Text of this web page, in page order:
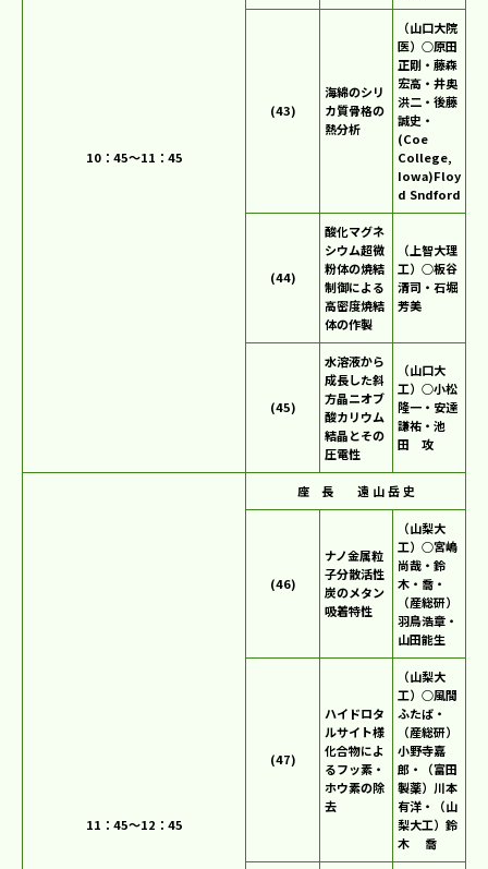
10：45～11：45
(43)
海綿のシリ
カ質骨格の
熱分析
（山口大院
医）○原田
正剛・藤森
宏高・井奥
洪二・後藤
誠史・
(Coe
College,
Iowa)Floy
d Sndford
(44)
酸化マグネ
シウム超微
粉体の焼結
制御による
高密度焼結
体の作製
（上智大理
工）○板谷
清司・石堀
芳美
(45)
水溶液から
成長した斜
方晶ニオブ
酸カリウム
結晶とその
圧電性
（山口大
工）○小松
隆一・安達
謙祐・池
田 攻
11：45～12：45
座 長 遠 山 岳 史
(46)
ナノ金属粒
子分散活性
炭のメタン
吸着特性
（山梨大
工）○宮嶋
尚哉・鈴
木・喬・
（産総研）
羽鳥浩章・
山田能生
(47)
ハイドロタ
ルサイト様
化合物によ
るフッ素・
ホウ素の除
去
（山梨大
工）○風間
ふたば・
（産総研）
小野寺嘉
郎・（富田
製薬）川本
有洋・（山
梨大工）鈴
木 喬